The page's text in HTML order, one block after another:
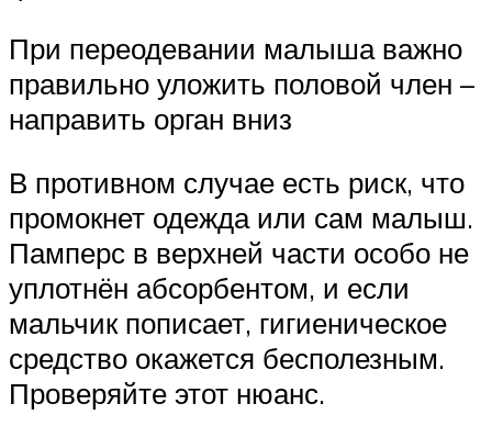
При переодевании малыша важно
правильно уложить половой член –
направить орган вниз
В противном случае есть риск, что
промокнет одежда или сам малыш.
Памперс в верхней части особо не
уплотнён абсорбентом, и если
мальчик пописает, гигиеническое
средство окажется бесполезным.
Проверяйте этот нюанс.